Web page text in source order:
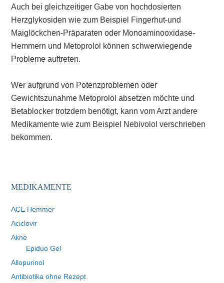
Auch bei gleichzeitiger Gabe von hochdosierten
Herzglykosiden wie zum Beispiel Fingerhut-und
Maiglöckchen-Präparaten oder Monoaminooxidase-
Hemmern und Metoprolol können schwerwiegende
Probleme auftreten.
Wer aufgrund von Potenzproblemen oder
Gewichtszunahme Metoprolol absetzen möchte und
Betablocker trotzdem benötigt, kann vom Arzt andere
Medikamente wie zum Beispiel Nebivolol verschrieben
bekommen.
MEDIKAMENTE
ACE Hemmer
Aciclovir
Akne
Epiduo Gel
Allopurinol
Antibiotika ohne Rezept